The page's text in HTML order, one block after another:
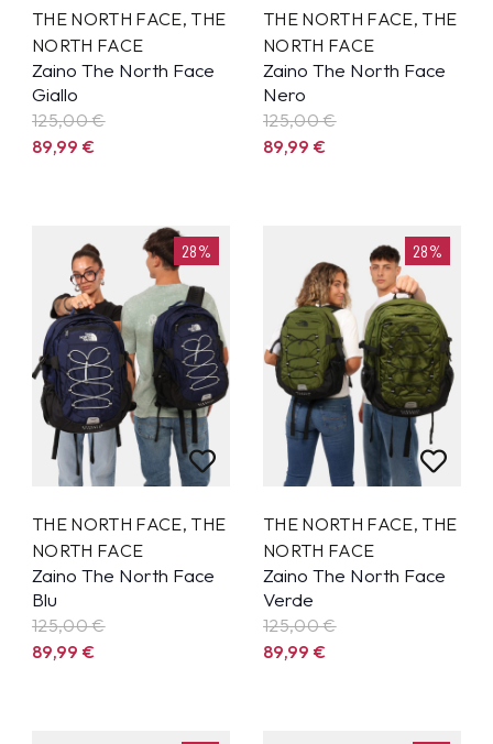
THE NORTH FACE, THE
NORTH FACE
Zaino The North Face
Giallo
125,00 €
89,99€
THE NORTH FACE, THE
NORTH FACE
Zaino The North Face
Nero
125,00 €
89,99€
28%
THE NORTH FACE, THE
NORTH FACE
Zaino The North Face
Blu
125,00 €
89,99€
28%
THE NORTH FACE, THE
NORTH FACE
Zaino The North Face
Verde
125,00 €
89,99€